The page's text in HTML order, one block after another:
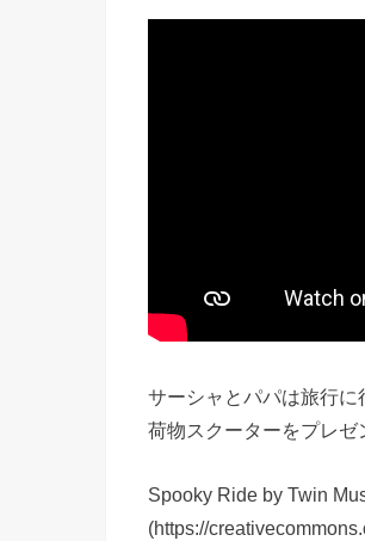
サーシャとパパは旅行
荷物スクーターをプレゼ
Spooky Ride by Twin
(https://